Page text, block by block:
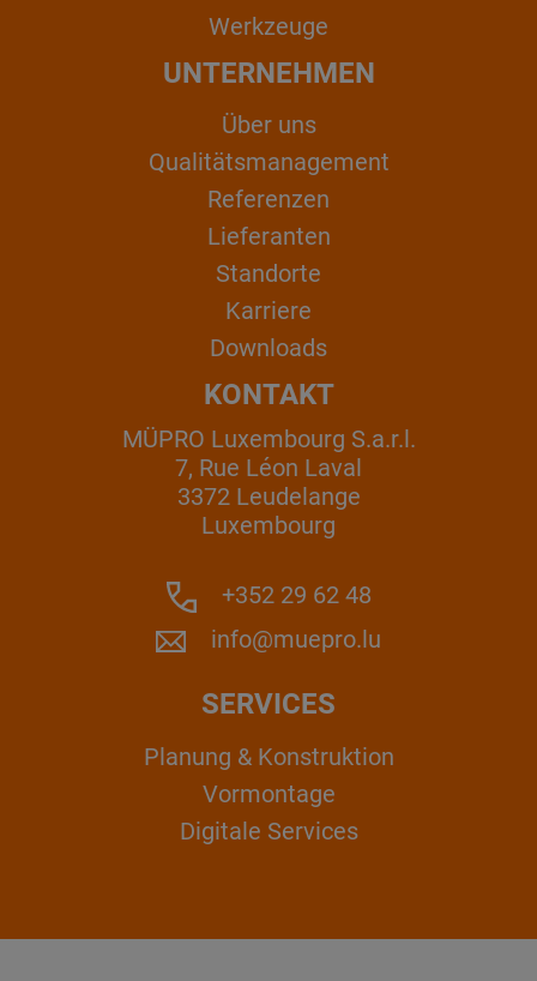
Werkzeuge
UNTERNEHMEN
Über uns
Qualitätsmanagement
Referenzen
Lieferanten
Standorte
Karriere
Downloads
KONTAKT
MÜPRO Luxembourg S.a.r.l.
7, Rue Léon Laval
3372 Leudelange
Luxembourg
+352 29 62 48
info@muepro.lu
SERVICES
Planung & Konstruktion
Vormontage
Digitale Services